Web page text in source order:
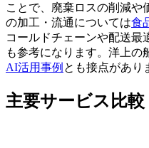
ことで、廃棄ロスの削減や
の加工・流通については食
コールドチェーンや配送最
も参考になります。洋上の
AI活用事例 とも接点があり
主要サービス比